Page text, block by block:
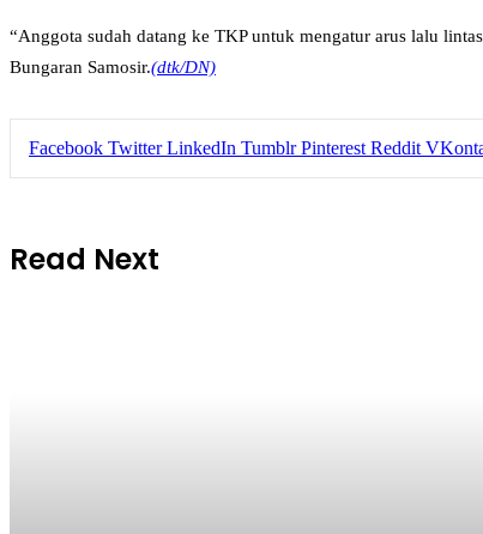
“Anggota sudah datang ke TKP untuk mengatur arus lalu
Bungaran Samosir.(dtk/DN)
Facebook Twitter LinkedIn Tumblr Pinterest Reddit
Read Next